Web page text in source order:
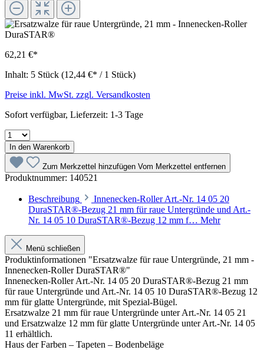
62,21 €*
Inhalt: 5 Stück (12,44 €* / 1 Stück)
Preise inkl. MwSt. zzgl. Versandkosten
Sofort verfügbar, Lieferzeit: 1-3 Tage
In den Warenkorb
Zum Merkzettel hinzufügen Vom Merkzettel entfernen
Produktnummer: 140521
Beschreibung
Innenecken-Roller Art.-Nr. 14 05 20
DuraSTAR®-Bezug 21 mm für raue Untergründe und Art.-
Nr. 14 05 10 DuraSTAR®-Bezug 12 mm f… Mehr
Menü schließen
Produktinformationen "Ersatzwalze für raue Untergründe, 21 mm -
Innenecken-Roller DuraSTAR®"
Innenecken-Roller Art.-Nr. 14 05 20 DuraSTAR®-Bezug 21 mm
für raue Untergründe und Art.-Nr. 14 05 10 DuraSTAR®-Bezug 12
mm für glatte Untergründe, mit Spezial-Bügel.
Ersatzwalze 21 mm für raue Untergründe unter Art.-Nr. 14 05 21
und Ersatzwalze 12 mm für glatte Untergründe unter Art.-Nr. 14 05
11 erhältlich.
Haus der Farben – Tapeten – Bodenbeläge